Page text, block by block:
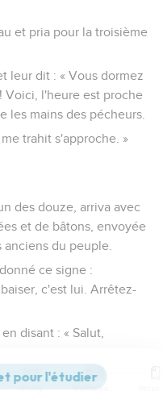
et pria pour la troisième
leur dit : « Vous dormez
Voici, l'heure est proche
les mains des pécheurs.
trahit s'approche. »
des douze, arriva avec
et de bâtons, envoyée
anciens du peuple.
ce signe :
c'est lui. Arrêtez-
disant : « Salut,
es venu faire, fais-le. »
Strong